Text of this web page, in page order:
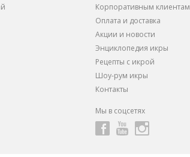
Корпоративным клиентам
Оплата и доставка
Акции и новости
Энциклопедия икры
Рецепты с икрой
Шоу-рум икры
Контакты
Мы в соцсетях